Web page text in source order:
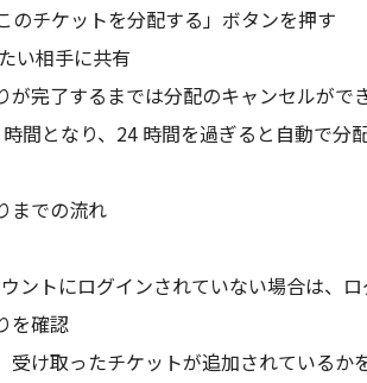
のチケットを分配する」ボタンを押す
い相手に共有
完了するまでは分配のキャンセルができ
間となり、24 時間を過ぎると自動で分
までの流れ
ントにログインされていない場合は、
を確認
受け取ったチケットが追加されているか